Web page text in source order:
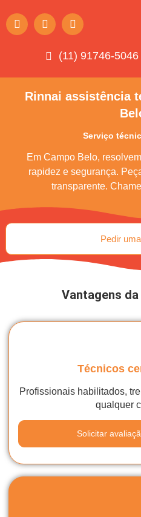
(11) 91746-5046
Rinnai assistência
Serviço
Em Campo Belo,
rapidez e segurança.
transparente.
Pedir
Vantagens
Técnicos
Profissionais habilitados,
qualquer
Solicitar